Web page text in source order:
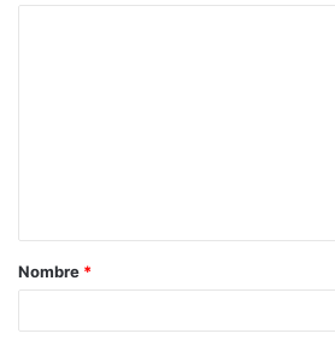
Nombre *